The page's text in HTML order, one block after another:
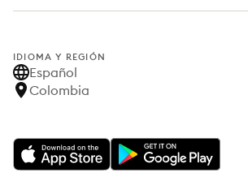
IDIOMA Y REGIÓN
Español
Colombia